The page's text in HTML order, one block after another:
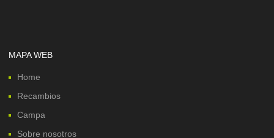
MAPA WEB
Home
Recambios
Campa
Sobre nosotros